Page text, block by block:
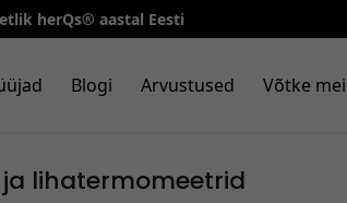
herQs® aastal Eesti
Blogi Arvustused Võtke
lihatermomeetrid